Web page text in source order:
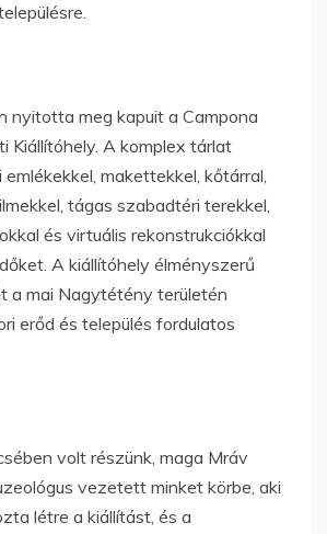
nyitotta meg kapuit a Campona
Kiállítóhely. A komplex tárlat
makettekkel, kőtárral,
tágas szabadtéri terekkel,
és virtuális rekonstrukciókkal
A kiállítóhely élményszerű
a mai Nagytétény területén
erőd és település fordulatos
volt részünk, maga Mráv
vezetett minket körbe, aki
létre a kiállítást, és a